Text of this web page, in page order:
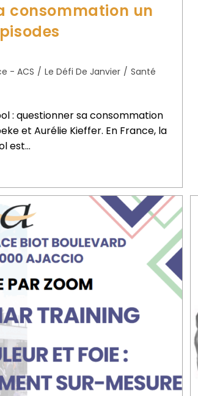
consommation un
- ACS / Le Défi De Janvier / Santé
: questionner sa consommation
et Aurélie Kieffer. En France, la
est…